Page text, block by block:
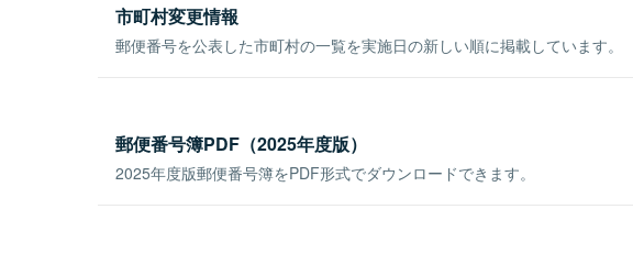
市町村変更情報
郵便番号を公表した市町村の一覧を実施日の新しい順に掲載しています。
郵便番号簿PDF（2025年度版）
2025年度版郵便番号簿をPDF形式でダウンロードできます。